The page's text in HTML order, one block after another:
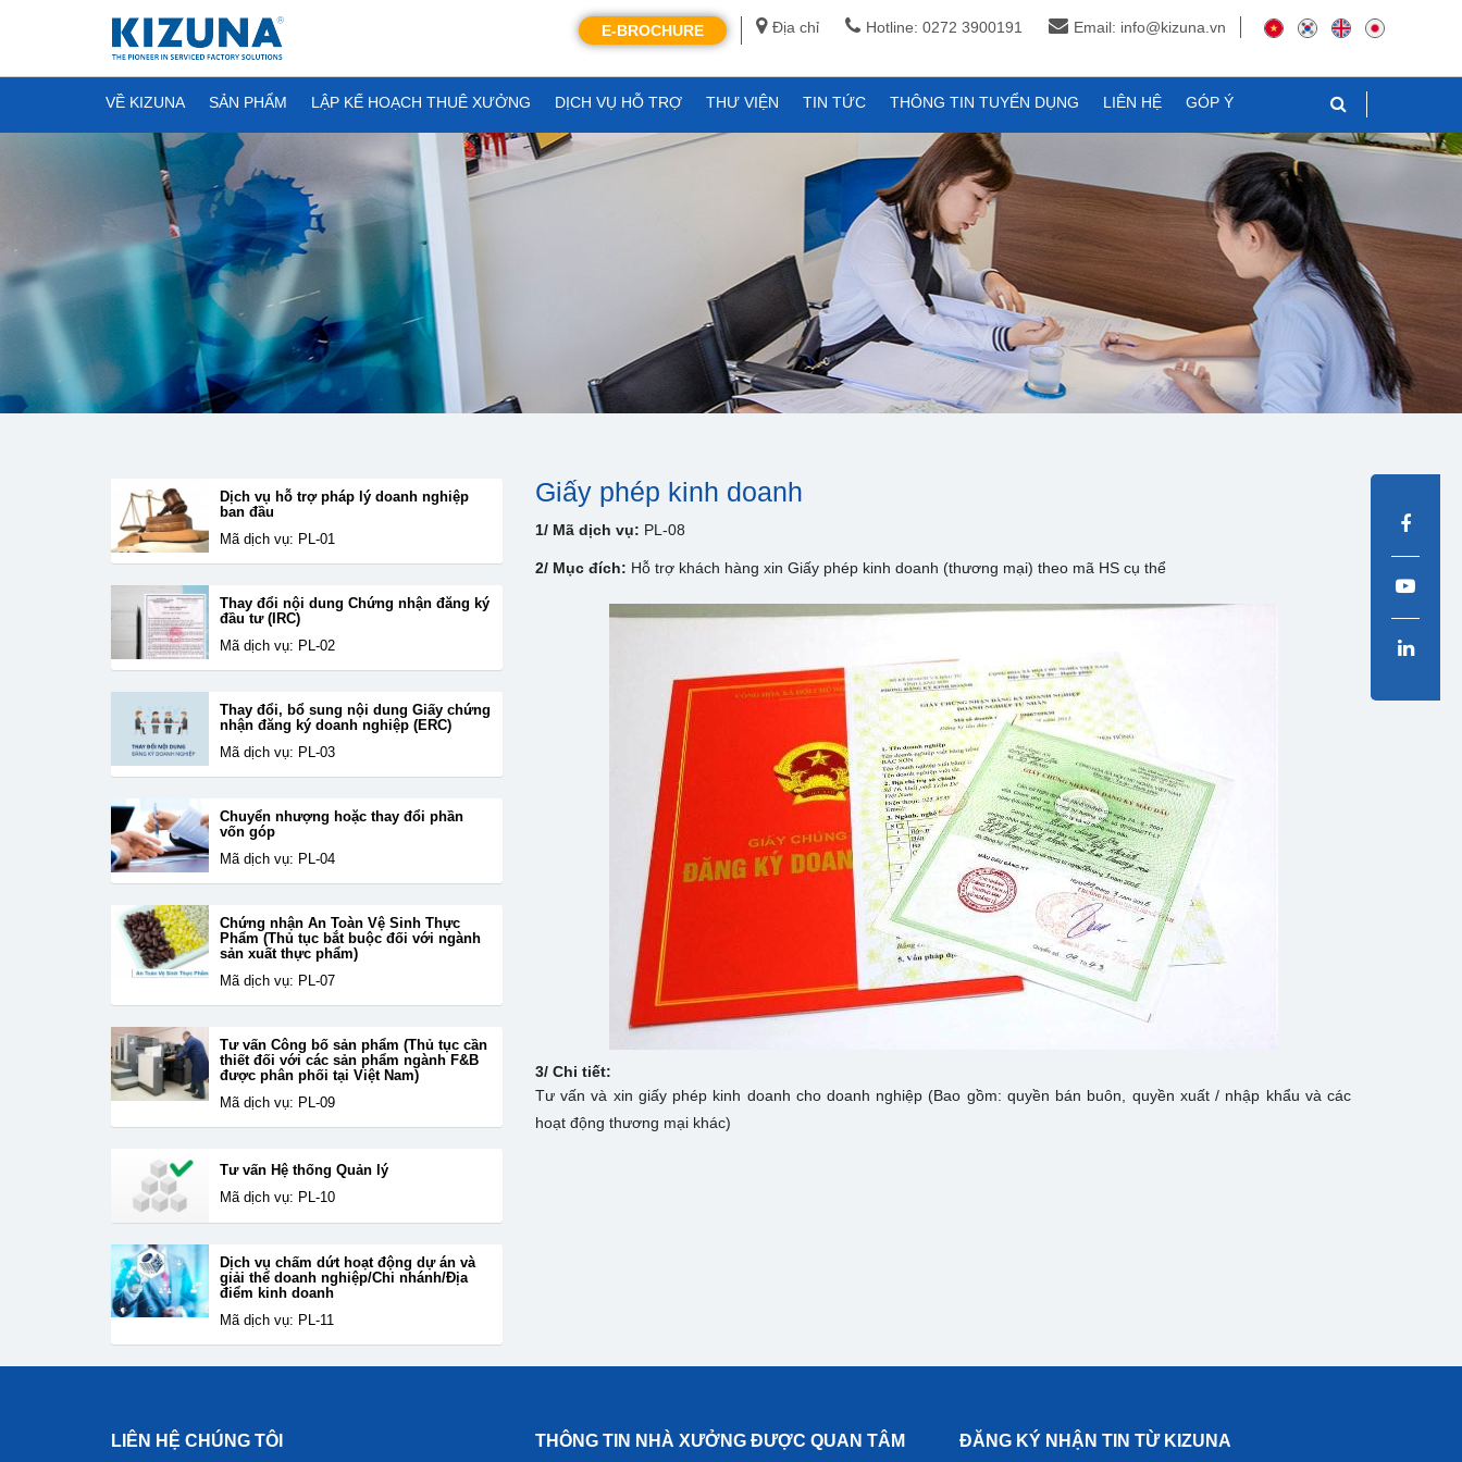
Địa chỉ Hotline: 0272 3900191 Email: info@kizuna.vn
E-BROCHURE
VỀ KIZUNA SẢN PHẨM LẬP KẾ HOẠCH THUÊ XƯỞNG DỊCH VỤ HỖ TRỢ THƯ VIỆN TIN TỨC THÔNG TIN TUYỂN DỤNG LIÊN HỆ GÓP Ý
Dịch vụ hỗ trợ pháp lý doanh nghiệp
ban đầu
Mã dịch vụ: PL-01
Thay đổi nội dung Chứng nhận đăng ký
đầu tư (IRC)
Mã dịch vụ: PL-02
Thay đổi, bổ sung nội dung Giấy chứng
nhận đăng ký doanh nghiệp (ERC)
Mã dịch vụ: PL-03
Chuyển nhượng hoặc thay đổi phần
vốn góp
Mã dịch vụ: PL-04
Chứng nhận An Toàn Vệ Sinh Thực
Phẩm (Thủ tục bắt buộc đối với ngành
sản xuất thực phẩm)
Mã dịch vụ: PL-07
Tư vấn Công bố sản phẩm (Thủ tục cần
thiết đối với các sản phẩm ngành F&B
được phân phối tại Việt Nam)
Mã dịch vụ: PL-09
Tư vấn Hệ thống Quản lý
Mã dịch vụ: PL-10
Dịch vụ chấm dứt hoạt động dự án và
giải thể doanh nghiệp/Chi nhánh/Địa
điểm kinh doanh
Mã dịch vụ: PL-11
Giấy phép kinh doanh
1/ Mã dịch vụ: PL-08
2/ Mục đích: Hỗ trợ khách hàng xin Giấy phép kinh doanh (thương mại) theo mã HS cụ thể
3/ Chi tiết:
Tư vấn và xin giấy phép kinh doanh cho doanh nghiệp (Bao gồm: quyền bán buôn, quyền xuất / nhập khẩu và các
hoạt động thương mại khác)
LIÊN HỆ CHÚNG TÔI THÔNG TIN NHÀ XƯỞNG ĐƯỢC QUAN TÂM ĐĂNG KÝ NHẬN TIN TỪ KIZUNA